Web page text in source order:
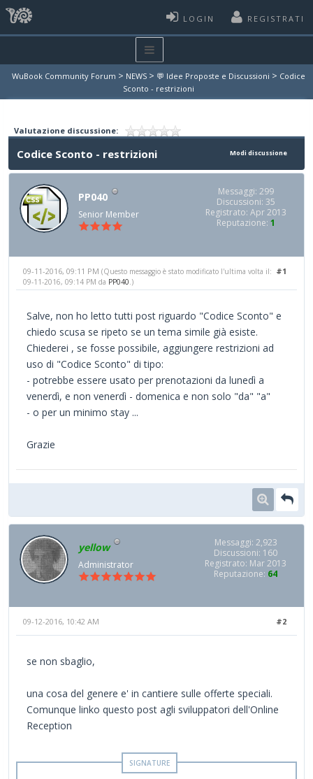
LOGIN REGISTRATI
WuBook Community Forum > NEWS > 💬 Idee Proposte e Discussioni > Codice
Sconto - restrizioni
Valutazione discussione:
Modi discussione
Codice Sconto - restrizioni
PP040
Senior Member
Messaggi: 299
Discussioni: 35
Registrato: Apr 2013
Reputazione: 1
#1
09-11-2016, 09:11 PM (Questo messaggio è stato modificato l'ultima volta il:
09-11-2016, 09:14 PM da PP040 .)
Salve, non ho letto tutti post riguardo "Codice Sconto" e
chiedo scusa se ripeto se un tema simile già esiste.
Chiederei , se fosse possibile, aggiungere restrizioni ad
uso di "Codice Sconto" di tipo:
- potrebbe essere usato per prenotazioni da lunedì a
venerdì, e non venerdì - domenica e non solo "da" "a"
- o per un minimo stay ...
Grazie
yellow
Administrator
Messaggi: 2,923
Discussioni: 160
Registrato: Mar 2013
Reputazione: 64
#2
09-12-2016, 10:42 AM
se non sbaglio,
una cosa del genere e' in cantiere sulle offerte speciali.
Comunque linko questo post agli sviluppatori dell'Online
Reception